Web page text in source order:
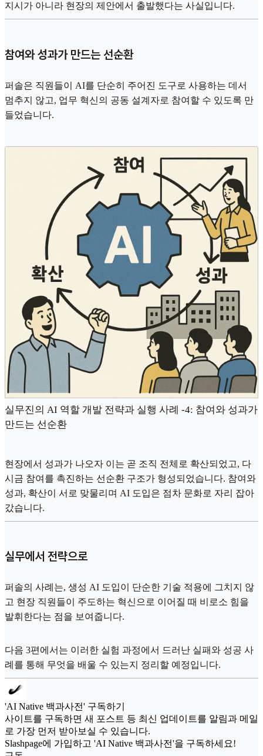
지시가 아니라 현장의 제안에서 출발했다는 사실입니다.
참여와 성과가 만드는 선순환
퍼솔은 직원들이 AI를 단순히 주어진 도구로 사용하는 데서
멈추지 않고, 업무 혁신의 공동 설계자로 참여할 수 있도록 만
들었습니다.
실무진의 AI 역할 개발 전략과 실행 사례 -4: 참여와 성과가
만드는 선순환
현장에서 성과가 나오자 이는 곧 조직 전체로 확산되었고, 다
시금 참여를 촉진하는 선순환 구조가 형성되었습니다. 참여와
성과, 확산이 서로 맞물리며 AI 도입은 점차 문화로 자리 잡아
갔습니다.
실무에서 전략으로
퍼솔의 사례는, 생성 AI 도입이 단순한 기술 적용에 그치지 않
고 현장 직원들이 주도하는 혁신으로 이어질 때 비로소 힘을
발휘한다는 점을 보여줍니다.
다음 3편에서는 이러한 실험 과정에서 드러난 실패와 성공 사
례를 통해 무엇을 배울 수 있는지 정리할 예정입니다.
'AI Native 백과사전' 구독하기
사이트를 구독하면 새 포스트 등 최신 업데이트를 알림과 메일
로 가장 먼저 받아보실 수 있습니다.
Slashpage에 가입하고 'AI Native 백과사전'을 구독하세요!